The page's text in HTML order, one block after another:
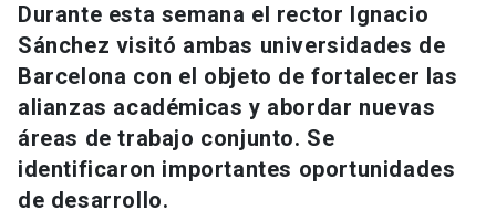
Futuros estudiantes
Estudiantes
Académicos
Personal
Go to english site launch
Admisión launch
Durante esta semana el rector Ignacio
Sánchez visitó ambas universidades de
Barcelona con el objeto de fortalecer las
alianzas académicas y abordar nuevas
áreas de trabajo conjunto. Se
identificaron importantes oportunidades
de desarrollo.